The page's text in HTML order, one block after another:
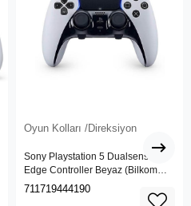
Oyun Kolları /Direksiyon
Sony Playstation 5 Dualsense
Edge Controller Beyaz (Bilkom
Garantili)
711719444190